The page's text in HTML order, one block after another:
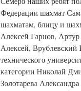
Федерации шахмат
шахматам, блицу и
Алексей Гарнов,
Алексей, Врублевский
технического
категории Николай
Золотарева